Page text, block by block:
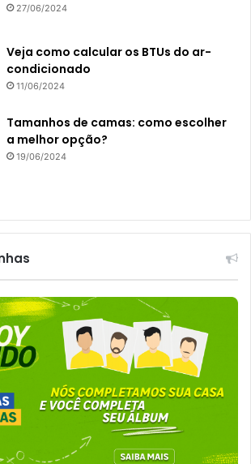
27/06/2024
Veja como calcular os BTUs do ar-
condicionado
11/06/2024
Tamanhos de camas: como escolher
a melhor opção?
19/06/2024